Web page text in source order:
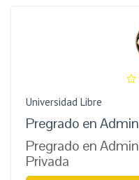
Universidad Libre
Pregrado en
Pregrado en
Privada